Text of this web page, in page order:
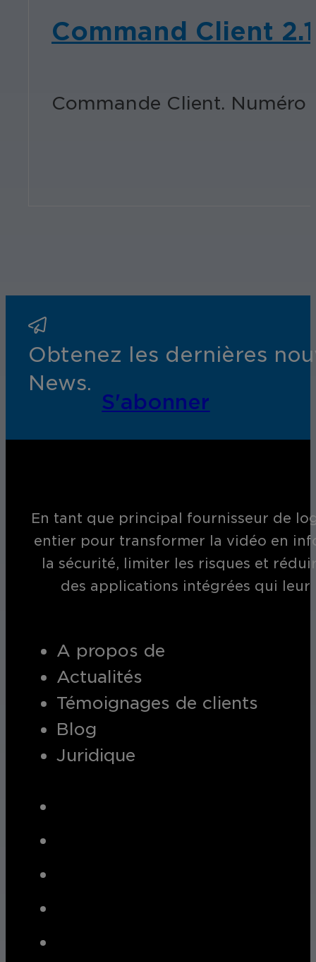
Command Client
Commande Client. Numéro
Obtenez les dernières
News.
S'abonner
En tant que principal fournisseur de
entier pour transformer la vidéo en
la sécurité, limiter les risques et
des applications intégrées qui
A propos de
Actualités
Témoignages de clients
Blog
Juridique